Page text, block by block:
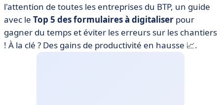
l'attention de toutes les entreprises du BTP, un guide
avec le Top 5 des formulaires à digitaliser pour
gagner du temps et éviter les erreurs sur les chantiers
! À la clé ? Des gains de productivité en hausse 📈.